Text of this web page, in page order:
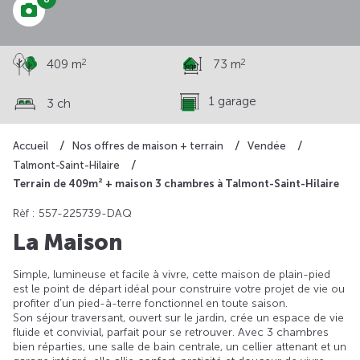
Accueil Nos offres de maison + terrain
Vendée
Talmont-Saint-Hilaire
Terrain de 409m² + maison 3 chambres à Talmont-Saint-Hilaire
409 m2 73 m2
3 ch 1 garage
Rèf : 557-225739-DAQ
La Maison
Simple, lumineuse et facile à vivre, cette maison de plain-pied
est le point de départ idéal pour construire votre projet de vie ou
profiter d’un pied-à-terre fonctionnel en toute saison.
Son séjour traversant, ouvert sur le jardin, crée un espace de vie
fluide et convivial, parfait pour se retrouver. Avec 3 chambres
bien réparties, une salle de bain centrale, un cellier attenant et un